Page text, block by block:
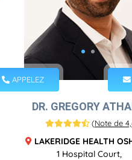
APPELEZ
DR. GREGORY
(Note de
LAKERIDGE HEALTH
1 Hospital Court,